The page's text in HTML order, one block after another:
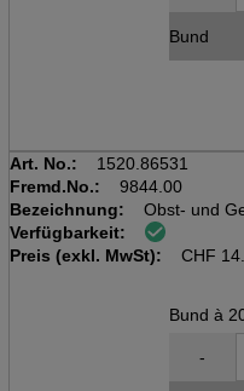
Bund
Art. No.:
1520.86531
Fremd.No.:
9844.00
Bezeichnung:
Obst- und
Bündel à
200+70x360
Verfügbarkeit:
Preis (exkl. MwSt):
CHF
Bund à
-